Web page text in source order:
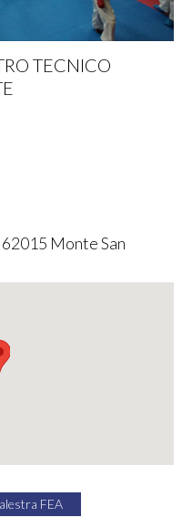
TECNICO
Monte San
FEA